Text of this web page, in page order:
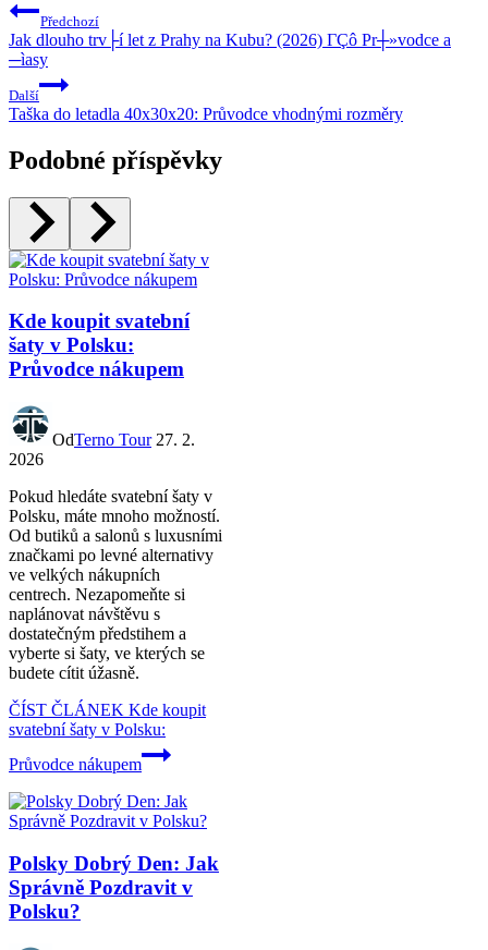
Předchozí
Jak dlouho trv├í let z Prahy na Kubu? (2026) ΓÇô Pr┼»vodce a
─ìasy
Další
Taška do letadla 40x30x20: Průvodce vhodnými rozměry
Podobné příspěvky
Kde koupit svatební
šaty v Polsku:
Průvodce nákupem
OdTerno Tour 27. 2.
2026
Pokud hledáte svatební šaty v
Polsku, máte mnoho možností.
Od butiků a salonů s luxusními
značkami po levné alternativy
ve velkých nákupních
centrech. Nezapomeňte si
naplánovat návštěvu s
dostatečným předstihem a
vyberte si šaty, ve kterých se
budete cítit úžasně.
ČÍST ČLÁNEK Kde koupit
svatební šaty v Polsku:
Průvodce nákupem
Polsky Dobrý Den: Jak
Správně Pozdravit v
Polsku?